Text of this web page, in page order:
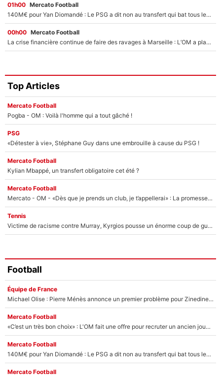
01h00 Mercato Football
140M€ pour Yan Diomandé : Le PSG a dit non au transfert qui bat tous les records sur le mercato
00h00 Mercato Football
La crise financière continue de faire des ravages à Marseille : L’OM a placé 12 joueurs sur le marché des transferts… et ça pourrait lui rapporter près de 100M€ !
Top Articles
Mercato Football
Pogba - OM : Voilà l'homme qui a tout gâché !
PSG
«Détester à vie», Stéphane Guy dans une embrouille à cause du PSG !
Mercato Football
Kylian Mbappé, un transfert obligatoire cet été ?
Mercato Football
Mercato - OM - «Dès que je prends un club, je t’appellerai» : La promesse de Marcelino au moment de claquer la porte
Tennis
Victime de racisme contre Murray, Kyrgios pousse un énorme coup de gueule !
Football
Équipe de France
Michael Olise : Pierre Ménès annonce un premier problème pour Zinedine Zidane en équipe de France
Mercato Football
«C’est un très bon choix» : L'OM fait une offre pour recruter un ancien joueur du PSG... et c'est validé dans l'After Foot !
Mercato Football
140M€ pour Yan Diomandé : Le PSG a dit non au transfert qui bat tous les records sur le mercato
Mercato Football